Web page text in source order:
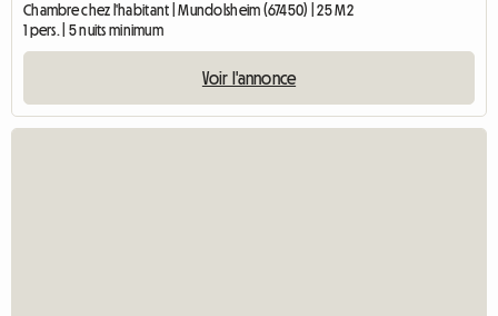
Chambre chez l'habitant | Mundolsheim (67450) | 25 M2
1 pers. | 5 nuits minimum
Voir l'annonce